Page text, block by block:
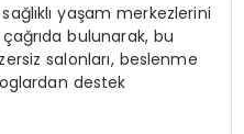
yaşam merkezlerini
bulunarak, bu
salonları, beslenme
destek